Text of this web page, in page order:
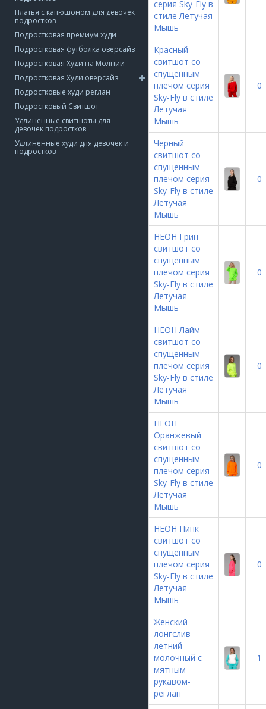
Платья с капюшоном для девочек
подростков
Подростковая премиум худи
Подростковая футболка оверсайз
Подростковая Худи на Молнии
Подростковая Худи оверсайз
Подростковые худи реглан
Подростковый Свитшот
Удлиненные свитшоты для
девочек подростков
Удлиненные худи для девочек и
подростков
серия Sky-Fly в
стиле Летучая
Мышь
Красный
свитшот со
спущенным
плечом серия
Sky-Fly в стиле
Летучая
Мышь
0
Черный
свитшот со
спущенным
плечом серия
Sky-Fly в стиле
Летучая
Мышь
0
НЕОН Грин
свитшот со
спущенным
плечом серия
Sky-Fly в стиле
Летучая
Мышь
0
НЕОН Лайм
свитшот со
спущенным
плечом серия
Sky-Fly в стиле
Летучая
Мышь
0
НЕОН
Оранжевый
свитшот со
спущенным
плечом серия
Sky-Fly в стиле
Летучая
Мышь
0
НЕОН Пинк
свитшот со
спущенным
плечом серия
Sky-Fly в стиле
Летучая
Мышь
0
Женский
лонгслив
летний
молочный с
мятным
рукавом-
реглан
1